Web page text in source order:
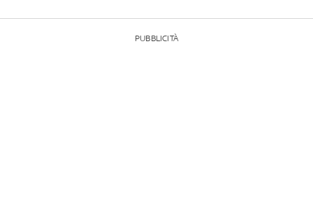
PUBBLICITÀ